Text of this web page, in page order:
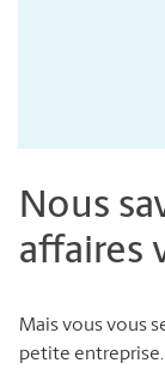
Nous
affaires
Mais vous vous
petite entreprise.